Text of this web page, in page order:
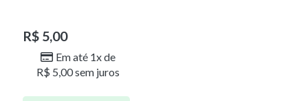
R$ 5,00
Em até 1x de
R$ 5,00sem juros